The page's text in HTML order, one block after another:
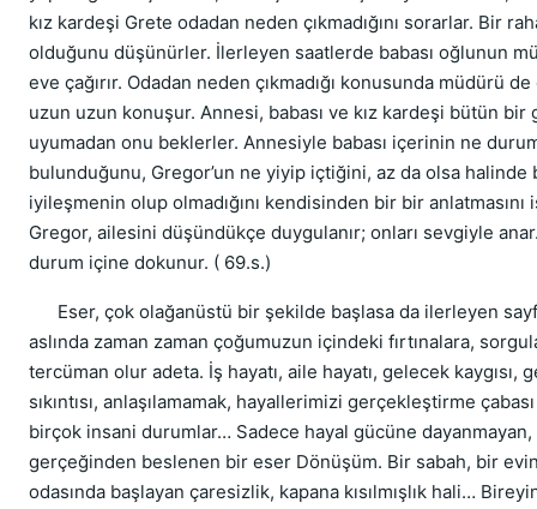
kız kardeşi Grete odadan neden çıkmadığını sorarlar. Bir
olduğunu düşünürler. İlerleyen saatlerde babası oğlunun
eve çağırır. Odadan neden çıkmadığı konusunda müdürü
uzun uzun konuşur. Annesi, babası ve kız kardeşi bütün bir
uyumadan onu beklerler. Annesiyle babası içerinin ne
bulunduğunu, Gregor’un ne yiyip içtiğini, az da olsa halinde
iyileşmenin olup olmadığını kendisinden bir bir anlatmasını
Gregor, ailesini düşündükçe duygulanır; onları sevgiyle
durum içine dokunur. ( 69.s.)
Eser, çok olağanüstü bir şekilde başlasa da ilerleyen
aslında zaman zaman çoğumuzun içindeki fırtınalara,
tercüman olur adeta. İş hayatı, aile hayatı, gelecek kaygısı,
sıkıntısı, anlaşılamamak, hayallerimizi gerçekleştirme
birçok insani durumlar… Sadece hayal gücüne dayanmayan,
gerçeğinden beslenen bir eser Dönüşüm. Bir sabah, bir
odasında başlayan çaresizlik, kapana kısılmışlık hali…